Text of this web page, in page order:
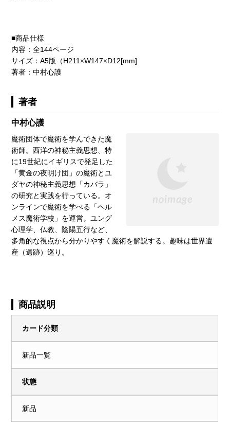
■商品仕様
内容：全144ページ
サイズ：A5版（H211×W147×D12[mm]
著者：中村心護
著者
中村心護
魔術団体で魔術を学んできた魔
術師。西洋の神秘主義思想、特
に19世紀にイギリスで発足した
「黄金の夜明け団」の魔術とユ
ダヤの神秘主義思想「カバラ」
の研究と実践を行っている。オ
ンラインで魔術を学べる「ヘル
メス魔術学校」を運営。ユング
心理学、仏教、陰陽五行など、
多角的な視点から分かりやすく魔術を解説する。趣味は世界遺
産（遺跡）巡り。
商品説明
カード分類
新品一覧
状態
新品